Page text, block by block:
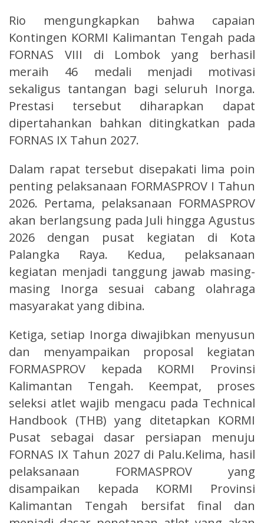
Rio mengungkapkan bahwa capaian
Kontingen KORMI Kalimantan Tengah pada
FORNAS VIII di Lombok yang berhasil
meraih 46 medali menjadi motivasi
sekaligus tantangan bagi seluruh Inorga.
Prestasi tersebut diharapkan dapat
dipertahankan bahkan ditingkatkan pada
FORNAS IX Tahun 2027.
Dalam rapat tersebut disepakati lima poin
penting pelaksanaan FORMASPROV I Tahun
2026. Pertama, pelaksanaan FORMASPROV
akan berlangsung pada Juli hingga Agustus
2026 dengan pusat kegiatan di Kota
Palangka Raya. Kedua, pelaksanaan
kegiatan menjadi tanggung jawab masing-
masing Inorga sesuai cabang olahraga
masyarakat yang dibina.
Ketiga, setiap Inorga diwajibkan menyusun
dan menyampaikan proposal kegiatan
FORMASPROV kepada KORMI Provinsi
Kalimantan Tengah. Keempat, proses
seleksi atlet wajib mengacu pada Technical
Handbook (THB) yang ditetapkan KORMI
Pusat sebagai dasar persiapan menuju
FORNAS IX Tahun 2027 di Palu.Kelima, hasil
pelaksanaan FORMASPROV yang
disampaikan kepada KORMI Provinsi
Kalimantan Tengah bersifat final dan